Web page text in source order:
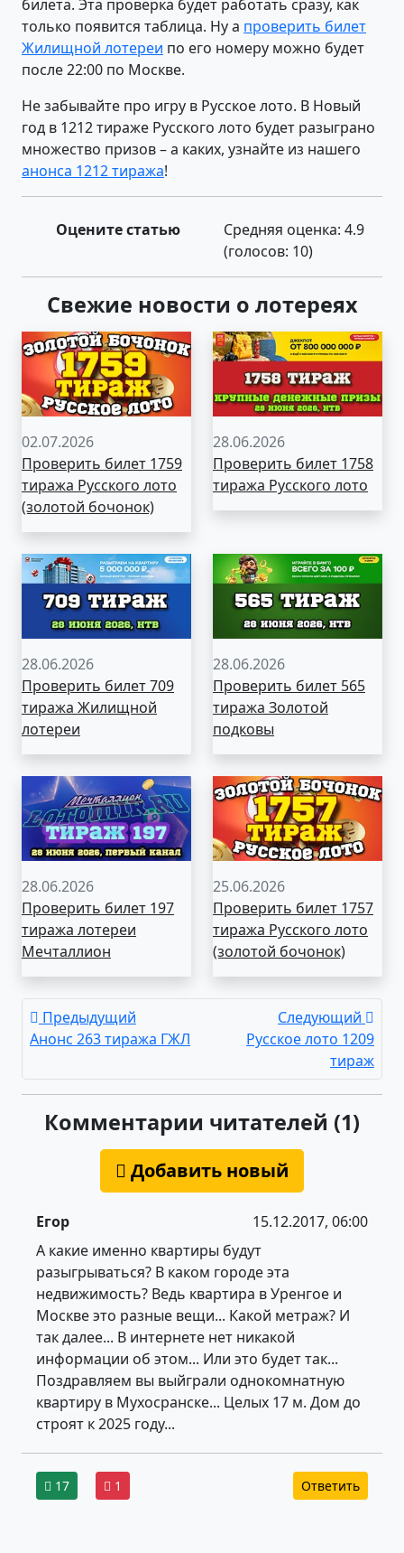
билета. Эта проверка будет работать сразу, как
только появится таблица. Ну а проверить билет
Жилищной лотереи по его номеру можно будет
после 22:00 по Москве.
Не забывайте про игру в Русское лото. В Новый
год в 1212 тираже Русского лото будет разыграно
множество призов – а каких, узнайте из нашего
анонса 1212 тиража!
Оцените статью Средняя оценка: 4.9
(голосов: 10)
Свежие новости о лотереях
02.07.2026
Проверить билет 1759
тиража Русского лото
(золотой бочонок)
28.06.2026
Проверить билет 1758
тиража Русского лото
28.06.2026
Проверить билет 709
тиража Жилищной
лотереи
28.06.2026
Проверить билет 565
тиража Золотой
подковы
28.06.2026
Проверить билет 197
тиража лотереи
Мечталлион
25.06.2026
Проверить билет 1757
тиража Русского лото
(золотой бочонок)
Предыдущий
Анонс 263 тиража ГЖЛ
Следующий
Русское лото 1209
тираж
Комментарии читателей (1)
Добавить новый
Егор
15.12.2017, 06:00
А какие именно квартиры будут
разыгрываться? В каком городе эта
недвижимость? Ведь квартира в Уренгое и
Москве это разные вещи... Какой метраж? И
так далее... В интернете нет никакой
информации об этом... Или это будет так...
Поздравляем вы выйграли однокомнатную
квартиру в Мухосранске... Целых 17 м. Дом до
строят к 2025 году...
17 1 Ответить